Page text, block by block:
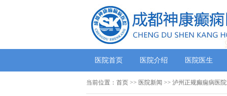
医院首页 医院介绍 医院医生
当前位置： 首页 >> 医院新闻 >> 泸州正规癫痫病医